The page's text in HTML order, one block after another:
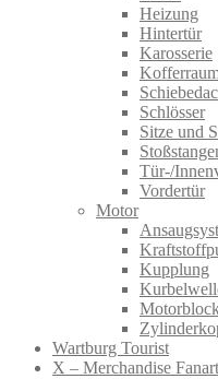
Heizung
Hintertür
Karosserie
Schlösser
Sitze und
Tür-/
Vordertür
Motor
Kupplung
Wartburg Tourist
X – Merchandise